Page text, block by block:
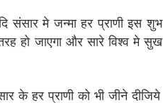
संसार मे जन्मा हर प्राणी इस शुभ
हो जाएगा और सारे विश्व मे सुख
के हर प्राणी को भी जीने दीजिये